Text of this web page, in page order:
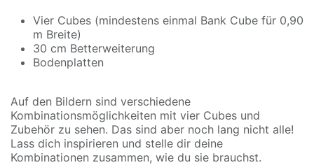
Vier Cubes (mindestens einmal Bank Cube für 0,90
m Breite)
30 cm Betterweiterung
Bodenplatten
Auf den Bildern sind verschiedene
Kombinationsmöglichkeiten mit vier Cubes und
Zubehör zu sehen. Das sind aber noch lang nicht alle!
Lass dich inspirieren und stelle dir deine
Kombinationen zusammen, wie du sie brauchst.